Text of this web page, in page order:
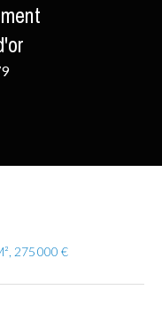
275 000 €